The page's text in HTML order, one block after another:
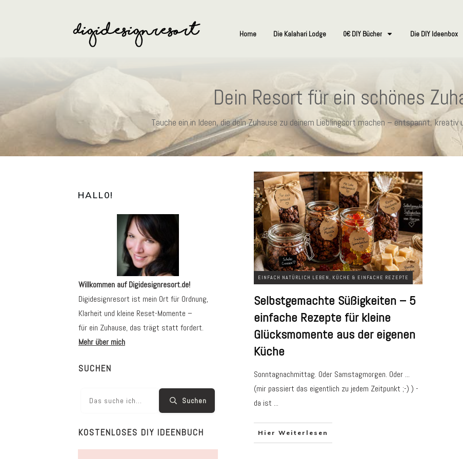
Home Die Kalahari Lodge 0€ DIY Bücher Die DIY Ideenbox
Dein Resort für ein schönes
Tauche ein in Ideen, die dein Zuhause zu deinem Lieblingsort machen – entspannt, kreativ
EINFACH NATÜRLICH LEBEN , KÜCHE & EINFACHE REZEPTE
Selbstgemachte Süßigkeiten – 5
einfache Rezepte für kleine
Glücksmomente aus der eigenen
Küche
Sonntagnachmittag. Oder Samstagmorgen. Oder ...
(mir passiert das eigentlich zu jedem Zeitpunkt ;-) ) -
da ist ...
Hier Weiterlesen
HALL0!
Willkommen auf Digidesignresort.de!
Digidesignresort ist mein Ort für Ordnung,
Klarheit und kleine Reset-Momente –
für ein Zuhause, das trägt statt fordert.
Mehr über mich
SUCHEN
Suchen
KOSTENLOSES DIY IDEENBUCH